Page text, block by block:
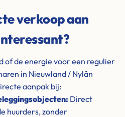
verkoop aan
of de energie voor een regulier
in Nieuwland / Nylân
aanpak bij:
Direct
huurders, zonder